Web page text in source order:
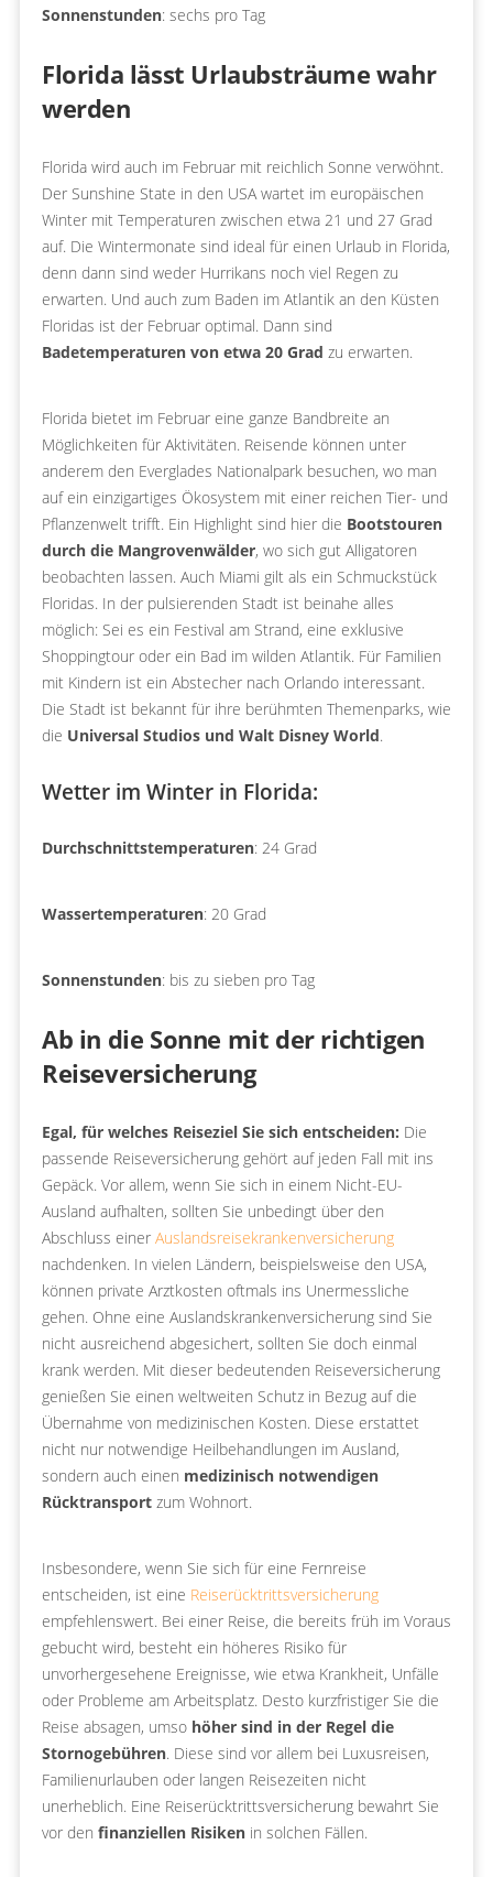
Sonnenstunden: sechs pro Tag
Florida lässt Urlaubsträume wahr
werden
Florida wird auch im Februar mit reichlich Sonne verwöhnt.
Der Sunshine State in den USA wartet im europäischen
Winter mit Temperaturen zwischen etwa 21 und 27 Grad
auf. Die Wintermonate sind ideal für einen Urlaub in Florida,
denn dann sind weder Hurrikans noch viel Regen zu
erwarten. Und auch zum Baden im Atlantik an den Küsten
Floridas ist der Februar optimal. Dann sind
Badetemperaturen von etwa 20 Grad zu erwarten.
Florida bietet im Februar eine ganze Bandbreite an
Möglichkeiten für Aktivitäten. Reisende können unter
anderem den Everglades Nationalpark besuchen, wo man
auf ein einzigartiges Ökosystem mit einer reichen Tier- und
Pflanzenwelt trifft. Ein Highlight sind hier die Bootstouren
durch die Mangrovenwälder, wo sich gut Alligatoren
beobachten lassen. Auch Miami gilt als ein Schmuckstück
Floridas. In der pulsierenden Stadt ist beinahe alles
möglich: Sei es ein Festival am Strand, eine exklusive
Shoppingtour oder ein Bad im wilden Atlantik. Für Familien
mit Kindern ist ein Abstecher nach Orlando interessant.
Die Stadt ist bekannt für ihre berühmten Themenparks, wie
die Universal Studios und Walt Disney World.
Wetter im Winter in Florida:
Durchschnittstemperaturen: 24 Grad
Wassertemperaturen: 20 Grad
Sonnenstunden: bis zu sieben pro Tag
Ab in die Sonne mit der richtigen
Reiseversicherung
Egal, für welches Reiseziel Sie sich entscheiden: Die
passende Reiseversicherung gehört auf jeden Fall mit ins
Gepäck. Vor allem, wenn Sie sich in einem Nicht-EU-
Ausland aufhalten, sollten Sie unbedingt über den
Abschluss einer Auslandsreisekrankenversicherung
nachdenken. In vielen Ländern, beispielsweise den USA,
können private Arztkosten oftmals ins Unermessliche
gehen. Ohne eine Auslandskrankenversicherung sind Sie
nicht ausreichend abgesichert, sollten Sie doch einmal
krank werden. Mit dieser bedeutenden Reiseversicherung
genießen Sie einen weltweiten Schutz in Bezug auf die
Übernahme von medizinischen Kosten. Diese erstattet
nicht nur notwendige Heilbehandlungen im Ausland,
sondern auch einen medizinisch notwendigen
Rücktransportzum Wohnort.
Insbesondere, wenn Sie sich für eine Fernreise
entscheiden, ist eine Reiserücktrittsversicherung
empfehlenswert. Bei einer Reise, die bereits früh im Voraus
gebucht wird, besteht ein höheres Risiko für
unvorhergesehene Ereignisse, wie etwa Krankheit, Unfälle
oder Probleme am Arbeitsplatz. Desto kurzfristiger Sie die
Reise absagen, umsohöher sind in der Regel die
Stornogebühren. Diese sind vor allem bei Luxusreisen,
Familienurlauben oder langen Reisezeiten nicht
unerheblich. Eine Reiserücktrittsversicherung bewahrt Sie
vor den finanziellen Risikenin solchen Fällen.